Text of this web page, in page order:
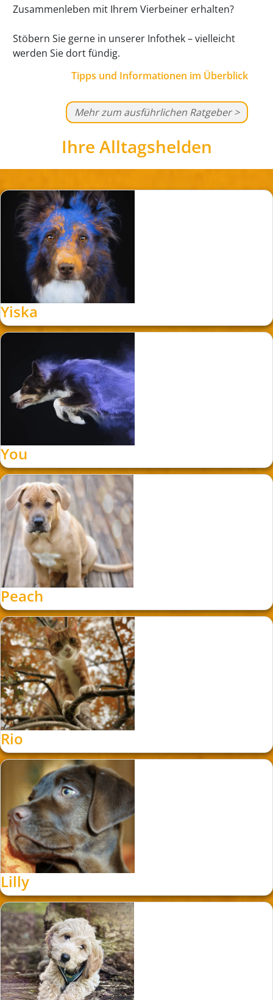
Zusammenleben mit Ihrem Vierbeiner erhalten?
Stöbern Sie gerne in unserer Infothek – vielleicht
werden Sie dort fündig.
Tipps und Informationen im Überblick
Mehr zum ausführlichen Ratgeber >
Ihre Alltagshelden
Yiska
You
Peach
Rio
Lilly